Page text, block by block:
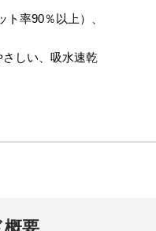
90％以上）、
い、吸水速乾